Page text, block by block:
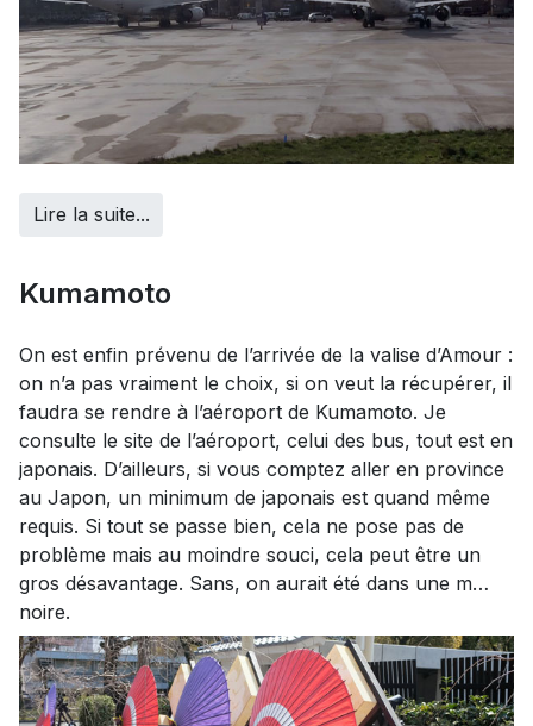
Lire la suite...
Kumamoto
On est enfin prévenu de l’arrivée de la valise d’Amour :
on n’a pas vraiment le choix, si on veut la récupérer, il
faudra se rendre à l’aéroport de Kumamoto. Je
consulte le site de l’aéroport, celui des bus, tout est en
japonais. D’ailleurs, si vous comptez aller en province
au Japon, un minimum de japonais est quand même
requis. Si tout se passe bien, cela ne pose pas de
problème mais au moindre souci, cela peut être un
gros désavantage. Sans, on aurait été dans une m…
noire.